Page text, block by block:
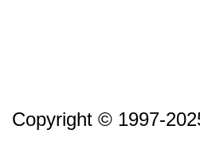
Copyright © 1997-